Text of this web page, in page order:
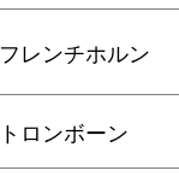
フレンチホルン
トロンボーン